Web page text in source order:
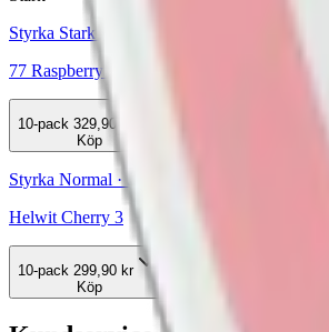
Styrka Stark · Slim
77 Raspberry Vanilla
10-pack 329,90 kr
Köp
Styrka Normal · Slim
Helwit Cherry 3
10-pack 299,90 kr
Köp